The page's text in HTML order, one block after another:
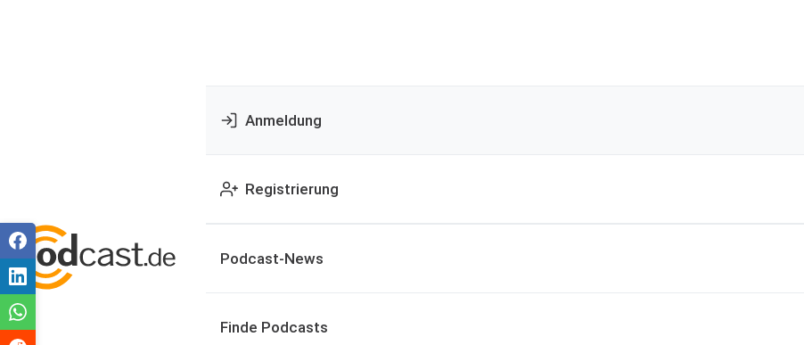
Anmeldung
Registrierung
Podcast-News
Finde Podcasts